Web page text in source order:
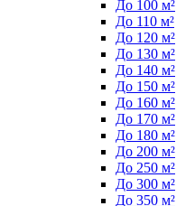
До 100 м²
До 110 м²
До 120 м²
До 130 м²
До 140 м²
До 150 м²
До 160 м²
До 170 м²
До 180 м²
До 200 м²
До 250 м²
До 300 м²
До 350 м²